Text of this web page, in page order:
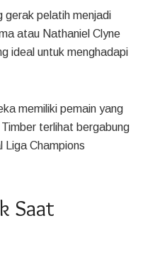
gerak pelatih menjadi
atau Nathaniel Clyne
ideal untuk menghadapi
memiliki pemain yang
terlihat bergabung
Liga Champions
Saat